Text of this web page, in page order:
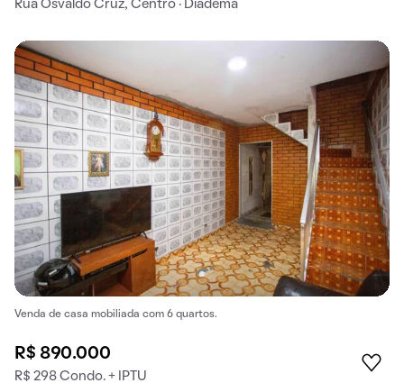
Rua Osvaldo Cruz, Centro · Diadema
Venda de casa mobiliada com 6 quartos.
R$ 890.000
R$ 298 Condo. + IPTU